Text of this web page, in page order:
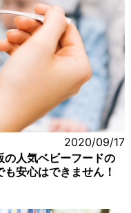
2020/09/17
の人気ベビーフードの
安心はできません！